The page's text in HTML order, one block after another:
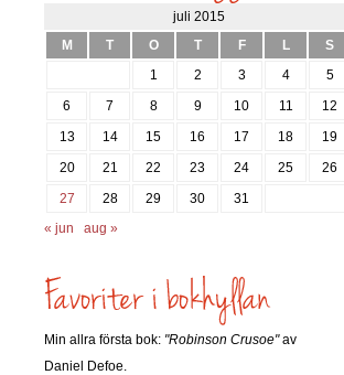
juli 2015
M
T O T F L
S
1
2 3 4
5
6
7 8 9 10 11
12
13
14 15 16 17 18
19
20
21 22 23 24 25
26
27
28 29 30
31
« jun
aug »
Min allra första bok: "Robinson Crusoe"av
Daniel Defoe.